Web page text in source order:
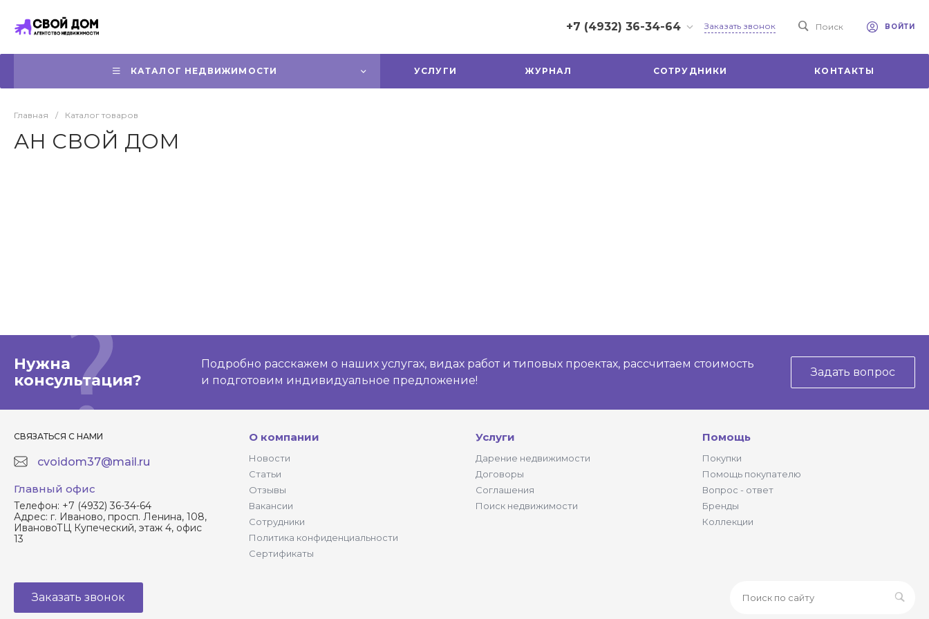
+7 (4932) 36-34-64
г. Иваново, просп.
Заказать звонок Поиск ВОЙТИ
КАТАЛОГ НЕДВИЖИМОСТИ УСЛУГИ ЖУРНАЛ СОТРУДНИКИ КОНТАКТЫ
Главная / Каталог товаров
АН СВОЙ ДОМ
Нужна
консультация?
Подробно расскажем о наших услугах, видах работ и типовых проектах, рассчитаем стоимость
и подготовим индивидуальное предложение!
Задать вопрос
СВЯЗАТЬСЯ С НАМИ
cvoidom37@mail.ru
Главный офис
Телефон: +7 (4932) 36-34-64
Адрес: г. Иваново, просп. Ленина, 108,
ИвановоТЦ Купеческий, этаж 4, офис
13
О компании
Новости
Статьи
Отзывы
Вакансии
Сотрудники
Политика конфиденциальности
Сертификаты
Услуги
Дарение недвижимости
Договоры
Соглашения
Поиск недвижимости
Помощь
Покупки
Помощь покупателю
Вопрос - ответ
Бренды
Коллекции
Заказать звонок